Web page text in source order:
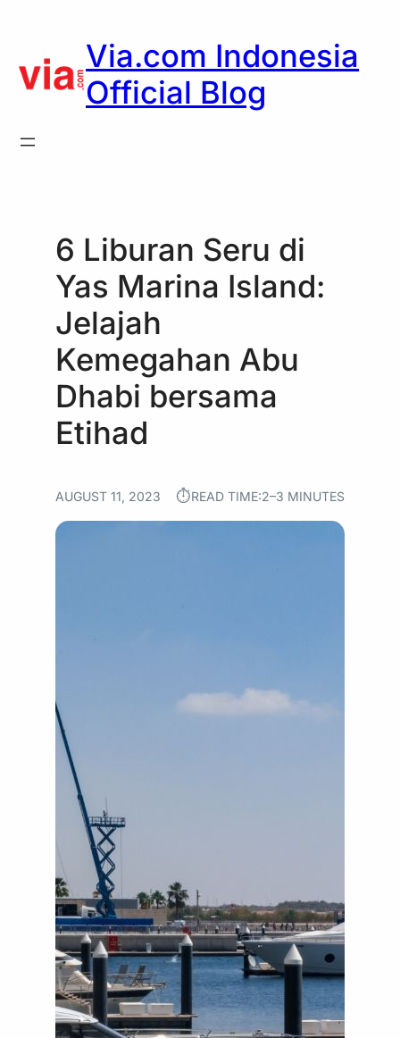
content
Via.com Indonesia
Official Blog
6 Liburan Seru di
Yas Marina Island:
Jelajah
Kemegahan Abu
Dhabi bersama
Etihad
AUGUST 11, 2023 ⏱︎READ TIME:2–3 MINUTES